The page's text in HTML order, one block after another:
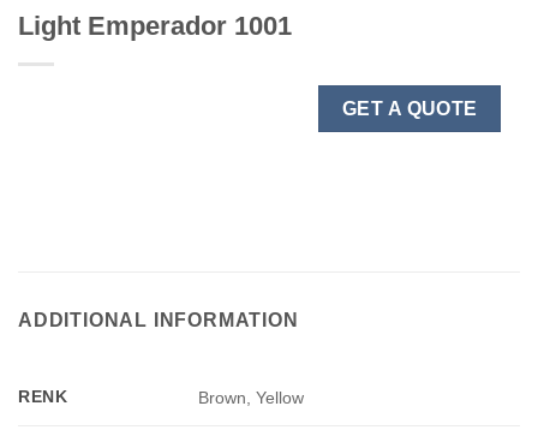
Light Emperador 1001
GET A QUOTE
ADDITIONAL INFORMATION
RENK Brown, Yellow